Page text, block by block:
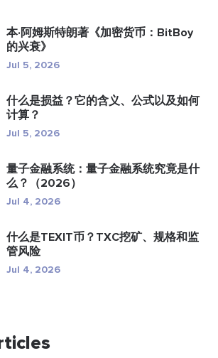
本·阿姆斯特朗著《加密货币：BitBoy
的兴衰》
Jul 5, 2026
什么是损益？它的含义、公式以及如何
计算？
Jul 5, 2026
量子金融系统：量子金融系统究竟是什
么？（2026）
Jul 4, 2026
什么是TEXIT币？TXC挖矿、规格和监
管风险
Jul 4, 2026